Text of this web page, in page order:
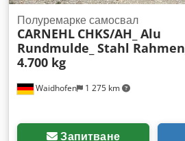
Waidhofen 1 275 km
Полуремарке самосвал
CARNEHL CHKS/AH_ Alu
Rundmulde_ Stahl Rahmen_
4.700 kg
Запитване